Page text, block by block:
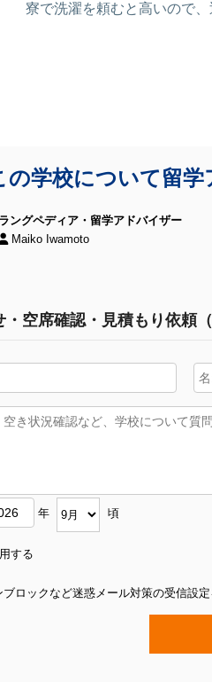
寮で洗濯を頼むと高いので
の学校について留
ラングペディア・留学アドバイザー
Maiko Iwamoto
空席確認・見積もり依頼（
年 頃
する
ブロックなど迷惑メール対策の受信設